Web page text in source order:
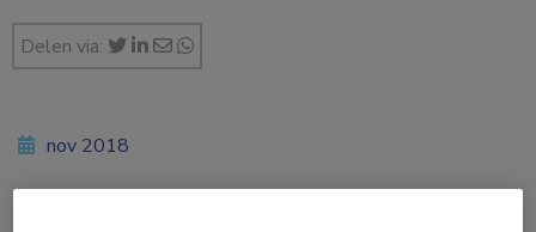
Delen via:
nov 2018